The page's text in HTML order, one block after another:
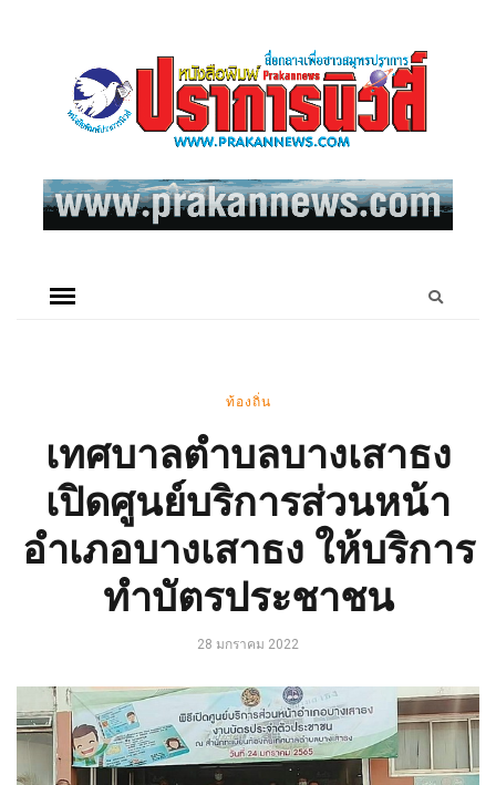
ท้องถิ่น
เทศบาลตำบลบางเสาธง
เปิดศูนย์บริการส่วนหน้า
อำเภอบางเสาธง ให้บริการ
ทำบัตรประชาชน
28 มกราคม 2022